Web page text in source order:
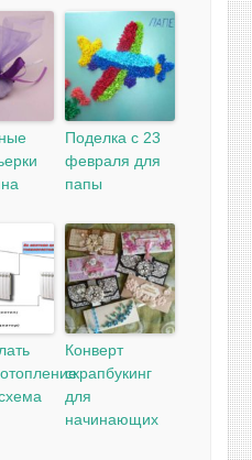
Поделка с 23
февраля для
папы
Конверт
скрапбукинг
для
начинающих